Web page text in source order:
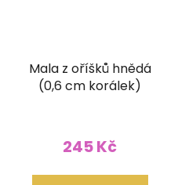
Mala z oříšků hnědá
(0,6 cm korálek)
245 Kč